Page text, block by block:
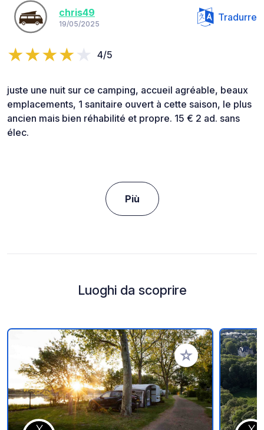
chris49
19/05/2025
Tradurre
4/5
juste une nuit sur ce camping, accueil agréable, beaux
emplacements, 1 sanitaire ouvert à cette saison, le plus
ancien mais bien réhabilité et propre. 15 € 2 ad. sans
élec.
Più
Luoghi da scoprire
Aggiungi ai tuoi